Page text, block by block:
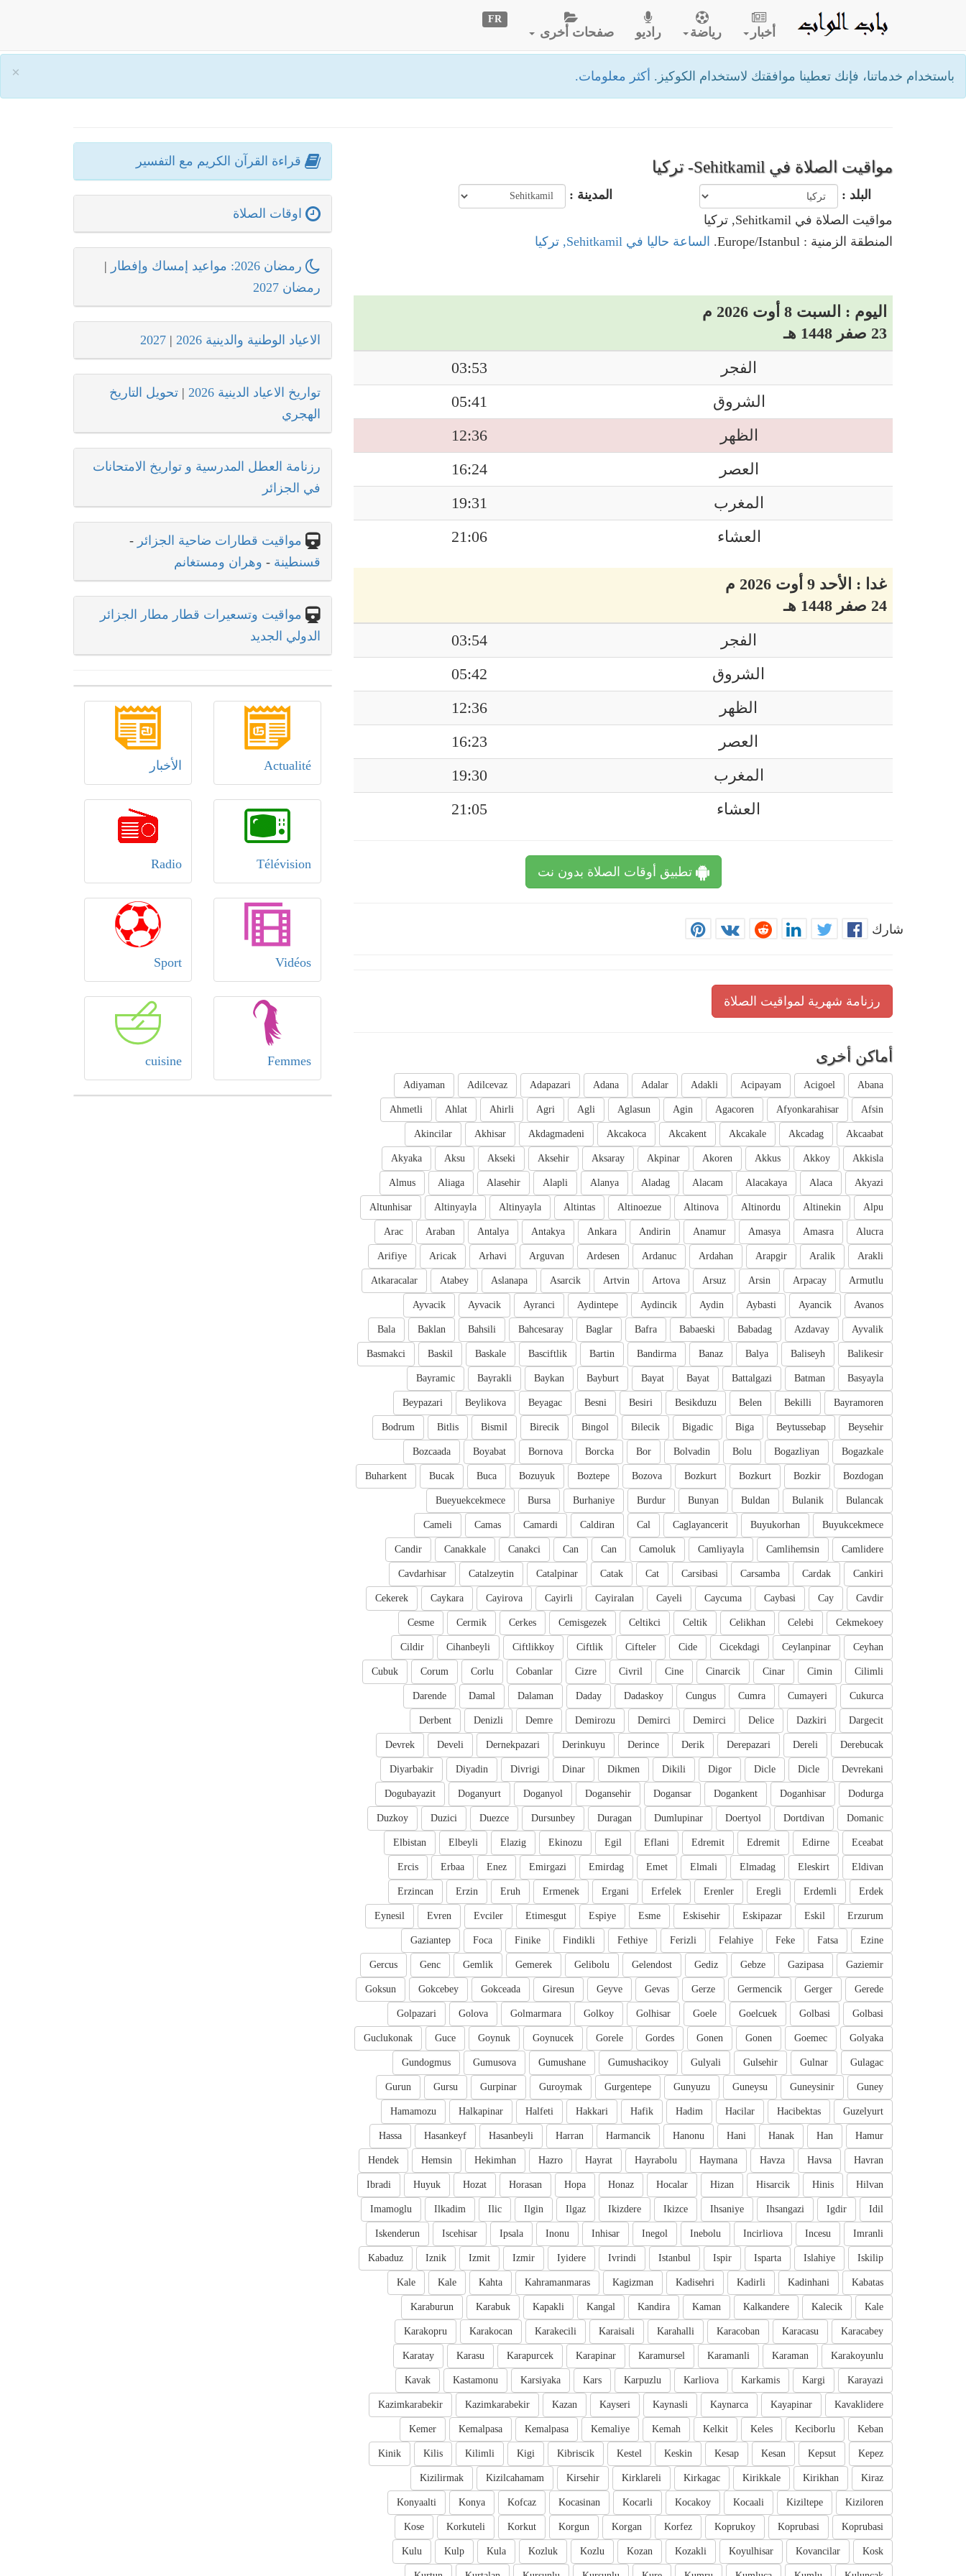
× باستخدام خدماتنا، فإنك تعطينا موافقتك لاستخدام الكوكيز. أكثر معلومات.
أخبار رياضة راديو صفحات أخرى
FR
مواقيت الصلاة في Sehitkamil- تركيا
البلد :
المدينة :
مواقيت الصلاة في Sehitkamil, تركيا
المنطقة الزمنية : Europe/Istanbul.
الساعة حاليا في Sehitkamil, تركيا
اليوم : السبت 8 أوت 2026 م
23 صفر 1448 هـ
الفجر
03:53
الشروق
05:41
الظهر
12:36
العصر
16:24
المغرب
19:31
العشاء
21:06
غدا : الأحد 9 أوت 2026 م
24 صفر 1448 هـ
الفجر
03:54
الشروق
05:42
الظهر
12:36
العصر
16:23
المغرب
19:30
العشاء
21:05
تطبيق أوقات الصلاة بدون نت
شارك
رزنامة شهرية لمواقيت الصلاة
أماكن أخرى
Abana
Acigoel
Acipayam
Adakli
Adalar
Adana
Adapazari
Adilcevaz
Adiyaman
Afsin
Afyonkarahisar
Agacoren
Agin
Aglasun
Agli
Agri
Ahirli
Ahlat
Ahmetli
Akcaabat
Akcadag
Akcakale
Akcakent
Akcakoca
Akdagmadeni
Akhisar
Akincilar
Akkisla
Akkoy
Akkus
Akoren
Akpinar
Aksaray
Aksehir
Akseki
Aksu
Akyaka
Akyazi
Alaca
Alacakaya
Alacam
Aladag
Alanya
Alapli
Alasehir
Aliaga
Almus
Alpu
Altinekin
Altinordu
Altinova
Altinoezue
Altintas
Altinyayla
Altinyayla
Altunhisar
Alucra
Amasra
Amasya
Anamur
Andirin
Ankara
Antakya
Antalya
Araban
Arac
Arakli
Aralik
Arapgir
Ardahan
Ardanuc
Ardesen
Arguvan
Arhavi
Aricak
Arifiye
Armutlu
Arpacay
Arsin
Arsuz
Artova
Artvin
Asarcik
Aslanapa
Atabey
Atkaracalar
Avanos
Ayancik
Aybasti
Aydin
Aydincik
Aydintepe
Ayranci
Ayvacik
Ayvacik
Ayvalik
Azdavay
Babadag
Babaeski
Bafra
Baglar
Bahcesaray
Bahsili
Baklan
Bala
Balikesir
Baliseyh
Balya
Banaz
Bandirma
Bartin
Basciftlik
Baskale
Baskil
Basmakci
Basyayla
Batman
Battalgazi
Bayat
Bayat
Bayburt
Baykan
Bayrakli
Bayramic
Bayramoren
Bekilli
Belen
Besikduzu
Besiri
Besni
Beyagac
Beylikova
Beypazari
Beysehir
Beytussebap
Biga
Bigadic
Bilecik
Bingol
Birecik
Bismil
Bitlis
Bodrum
Bogazkale
Bogazliyan
Bolu
Bolvadin
Bor
Borcka
Bornova
Boyabat
Bozcaada
Bozdogan
Bozkir
Bozkurt
Bozkurt
Bozova
Boztepe
Bozuyuk
Buca
Bucak
Buharkent
Bulancak
Bulanik
Buldan
Bunyan
Burdur
Burhaniye
Bursa
Bueyuekcekmece
Buyukcekmece
Buyukorhan
Caglayancerit
Cal
Caldiran
Camardi
Camas
Cameli
Camlidere
Camlihemsin
Camliyayla
Camoluk
Can
Can
Canakci
Canakkale
Candir
Cankiri
Cardak
Carsamba
Carsibasi
Cat
Catak
Catalpinar
Catalzeytin
Cavdarhisar
Cavdir
Cay
Caybasi
Caycuma
Cayeli
Cayiralan
Cayirli
Cayirova
Caykara
Cekerek
Cekmekoey
Celebi
Celikhan
Celtik
Celtikci
Cemisgezek
Cerkes
Cermik
Cesme
Ceyhan
Ceylanpinar
Cicekdagi
Cide
Cifteler
Ciftlik
Ciftlikkoy
Cihanbeyli
Cildir
Cilimli
Cimin
Cinar
Cinarcik
Cine
Civril
Cizre
Cobanlar
Corlu
Corum
Cubuk
Cukurca
Cumayeri
Cumra
Cungus
Dadaskoy
Daday
Dalaman
Damal
Darende
Dargecit
Dazkiri
Delice
Demirci
Demirci
Demirozu
Demre
Denizli
Derbent
Derebucak
Dereli
Derepazari
Derik
Derince
Derinkuyu
Dernekpazari
Develi
Devrek
Devrekani
Dicle
Dicle
Digor
Dikili
Dikmen
Dinar
Divrigi
Diyadin
Diyarbakir
Dodurga
Doganhisar
Dogankent
Dogansar
Dogansehir
Doganyol
Doganyurt
Dogubayazit
Domanic
Dortdivan
Doertyol
Dumlupinar
Duragan
Dursunbey
Duezce
Duzici
Duzkoy
Eceabat
Edirne
Edremit
Edremit
Eflani
Egil
Ekinozu
Elazig
Elbeyli
Elbistan
Eldivan
Eleskirt
Elmadag
Elmali
Emet
Emirdag
Emirgazi
Enez
Erbaa
Ercis
Erdek
Erdemli
Eregli
Erenler
Erfelek
Ergani
Ermenek
Eruh
Erzin
Erzincan
Erzurum
Eskil
Eskipazar
Eskisehir
Esme
Espiye
Etimesgut
Evciler
Evren
Eynesil
Ezine
Fatsa
Feke
Felahiye
Ferizli
Fethiye
Findikli
Finike
Foca
Gaziantep
Gaziemir
Gazipasa
Gebze
Gediz
Gelendost
Gelibolu
Gemerek
Gemlik
Genc
Gercus
Gerede
Gerger
Germencik
Gerze
Gevas
Geyve
Giresun
Gokceada
Gokcebey
Goksun
Golbasi
Golbasi
Goelcuek
Goele
Golhisar
Golkoy
Golmarmara
Golova
Golpazari
Golyaka
Goemec
Gonen
Gonen
Gordes
Gorele
Goynucek
Goynuk
Guce
Guclukonak
Gulagac
Gulnar
Gulsehir
Gulyali
Gumushacikoy
Gumushane
Gumusova
Gundogmus
Guney
Guneysinir
Guneysu
Gunyuzu
Gurgentepe
Guroymak
Gurpinar
Gursu
Gurun
Guzelyurt
Hacibektas
Hacilar
Hadim
Hafik
Hakkari
Halfeti
Halkapinar
Hamamozu
Hamur
Han
Hanak
Hani
Hanonu
Harmancik
Harran
Hasanbeyli
Hasankeyf
Hassa
Havran
Havsa
Havza
Haymana
Hayrabolu
Hayrat
Hazro
Hekimhan
Hemsin
Hendek
Hilvan
Hinis
Hisarcik
Hizan
Hocalar
Honaz
Hopa
Horasan
Hozat
Huyuk
Ibradi
Idil
Igdir
Ihsangazi
Ihsaniye
Ikizce
Ikizdere
Ilgaz
Ilgin
Ilic
Ilkadim
Imamoglu
Imranli
Incesu
Incirliova
Inebolu
Inegol
Inhisar
Inonu
Ipsala
Iscehisar
Iskenderun
Iskilip
Islahiye
Isparta
Ispir
Istanbul
Ivrindi
Iyidere
Izmir
Izmit
Iznik
Kabaduz
Kabatas
Kadinhani
Kadirli
Kadisehri
Kagizman
Kahramanmaras
Kahta
Kale
Kale
Kale
Kalecik
Kalkandere
Kaman
Kandira
Kangal
Kapakli
Karabuk
Karaburun
Karacabey
Karacasu
Karacoban
Karahalli
Karaisali
Karakecili
Karakocan
Karakopru
Karakoyunlu
Karaman
Karamanli
Karamursel
Karapinar
Karapurcek
Karasu
Karatay
Karayazi
Kargi
Karkamis
Karliova
Karpuzlu
Kars
Karsiyaka
Kastamonu
Kavak
Kavaklidere
Kayapinar
Kaynarca
Kaynasli
Kayseri
Kazan
Kazimkarabekir
Kazimkarabekir
Keban
Keciborlu
Keles
Kelkit
Kemah
Kemaliye
Kemalpasa
Kemalpasa
Kemer
Kepez
Kepsut
Kesan
Kesap
Keskin
Kestel
Kibriscik
Kigi
Kilimli
Kilis
Kinik
Kiraz
Kirikhan
Kirikkale
Kirkagac
Kirklareli
Kirsehir
Kizilcahamam
Kizilirmak
Kiziloren
Kiziltepe
Kocaali
Kocakoy
Kocarli
Kocasinan
Kofcaz
Konya
Konyaalti
Koprubasi
Koprubasi
Koprukoy
Korfez
Korgan
Korgun
Korkut
Korkuteli
Kose
Kosk
Kovancilar
Koyulhisar
Kozakli
Kozan
Kozlu
Kozluk
Kula
Kulp
Kulu
قراءة القرآن الكريم مع التفسير
اوقات الصلاة
رمضان 2026: مواعيد إمساك وإفطار
|
رمضان 2027
الاعياد الوطنية والدينية 2026 |
2027
تواريخ الاعياد الدينية 2026 | تحويل التاريخ
الهجري
رزنامة العطل المدرسية و تواريخ الامتحانات
في الجزائر
مواقيت قطارات ضاحية الجزائر -
قسنطينة - وهران ومستغانم
مواقيت وتسعيرات قطار مطار الجزائر
الدولي الجديد
Actualité الأخبار
Télévision
Radio
Vidéos
Sport
Femmes
cuisine